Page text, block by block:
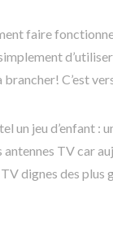
faire
C’est
un jeu d’enfant :
TV car
dignes des plus